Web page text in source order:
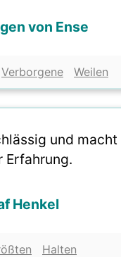
von Ense
Verborgene Weilen
und macht
Erfahrung.
Henkel
Halten